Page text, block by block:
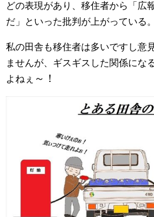
どの表現があり、移住者から「広
だ」といった批判が上がっている
私の田舎も移住者は多いですし意
ませんが、ギスギスした関係にな
よねぇ ～！